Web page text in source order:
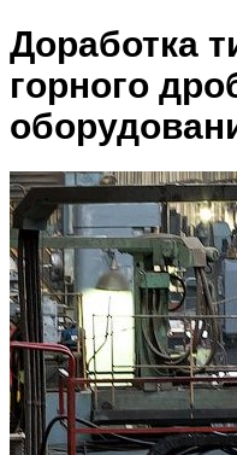
Доработка
горного